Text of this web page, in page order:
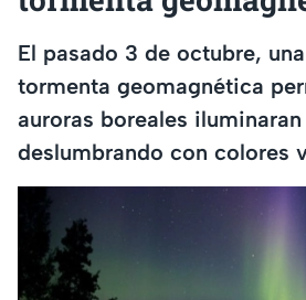
El pasado 3 de octubre,
tormenta geomagnética
auroras boreales
deslumbrando con colores